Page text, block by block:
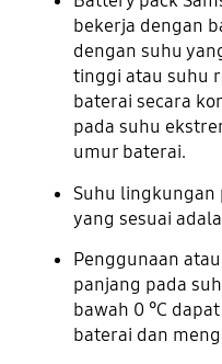
bekerja dengan
dengan suhu
tinggi atau suhu
baterai secara
pada suhu
umur baterai.
Suhu
yang sesuai
Penggunaan
panjang pada
bawah 0 °C
baterai dan